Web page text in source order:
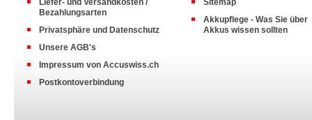
Liefer- und Versandkosten /
Bezahlungsarten
Privatsphäre und Datenschutz
Unsere AGB's
Impressum von Accuswiss.ch
Postkontoverbindung
Sitemap
Akkupflege - Was Sie über
Akkus wissen sollten